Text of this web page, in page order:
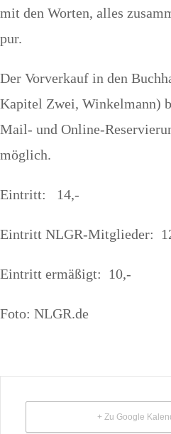
mit den Worten, alles
pur.
Der Vorverkauf in den
Kapitel Zwei, Winkelmann)
Mail- und Online-
möglich.
Eintritt: 14,-
Eintritt NLGR-Mitglieder:
Eintritt ermäßigt: 10,-
Foto: NLGR.de
+ Zu Google